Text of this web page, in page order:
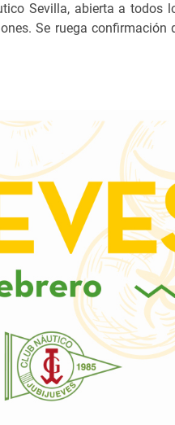
Sevilla, abierta a todos
Se ruega confirmación